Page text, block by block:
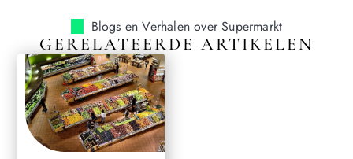
Blogs en Verhalen over Supermarkt
GERELATEERDE ARTIKELEN